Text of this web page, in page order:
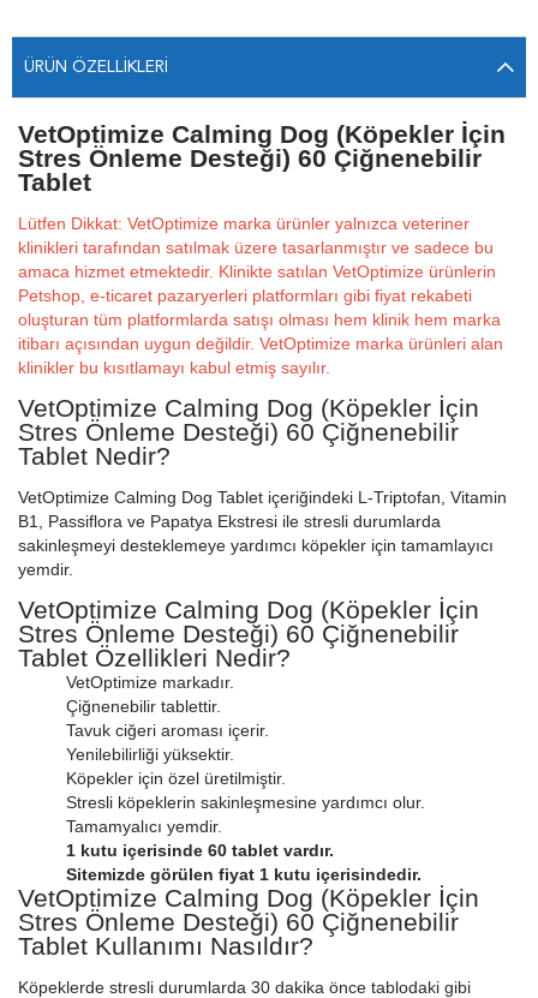
ÜRÜN ÖZELLIKLERI
VetOptimize Calming Dog (Köpekler İçin
Stres Önleme Desteği) 60 Çiğnenebilir
Tablet
Lütfen Dikkat: VetOptimize marka ürünler yalnızca veteriner
klinikleri tarafından satılmak üzere tasarlanmıştır ve sadece bu
amaca hizmet etmektedir. Klinikte satılan VetOptimize ürünlerin
Petshop, e-ticaret pazaryerleri platformları gibi fiyat rekabeti
oluşturan tüm platformlarda satışı olması hem klinik hem marka
itibarı açısından uygun değildir. VetOptimize marka ürünleri alan
klinikler bu kısıtlamayı kabul etmiş sayılır.
VetOptimize Calming Dog (Köpekler İçin
Stres Önleme Desteği) 60 Çiğnenebilir
Tablet Nedir?
VetOptimize Calming Dog Tablet içeriğindeki L-Triptofan, Vitamin
B1, Passiflora ve Papatya Ekstresi ile stresli durumlarda
sakinleşmeyi desteklemeye yardımcı köpekler için tamamlayıcı
yemdir.
VetOptimize Calming Dog (Köpekler İçin
Stres Önleme Desteği) 60 Çiğnenebilir
Tablet Özellikleri Nedir?
VetOptimize markadır.
Çiğnenebilir tablettir.
Tavuk ciğeri aroması içerir.
Yenilebilirliği yüksektir.
Köpekler için özel üretilmiştir.
Stresli köpeklerin sakinleşmesine yardımcı olur.
Tamamyalıcı yemdir.
1 kutu içerisinde 60 tablet vardır.
Sitemizde görülen fiyat 1 kutu içerisindedir.
VetOptimize Calming Dog (Köpekler İçin
Stres Önleme Desteği) 60 Çiğnenebilir
Tablet Kullanımı Nasıldır?
Köpeklerde stresli durumlarda 30 dakika önce tablodaki gibi